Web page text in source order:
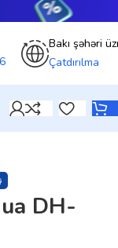
Bakı şəhəri
Çatdırılma
DH-